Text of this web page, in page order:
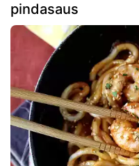
pindasaus